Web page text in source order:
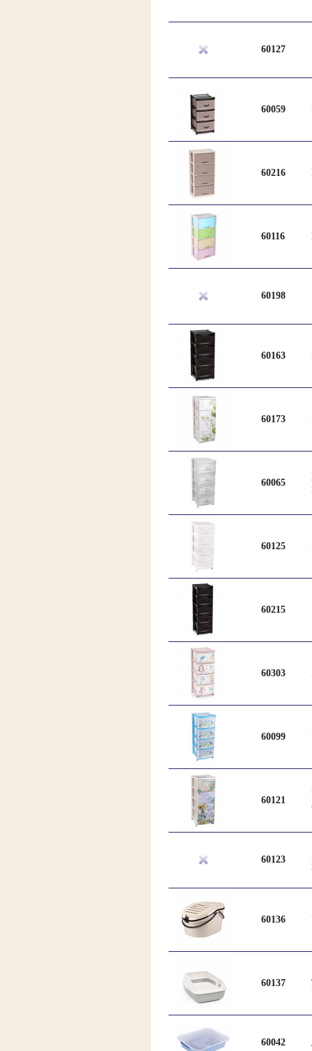
60127
60059
60216
60116
60198
60163
60173
60065
60125
60215
60303
60099
60121
60123
60136
60137
60042